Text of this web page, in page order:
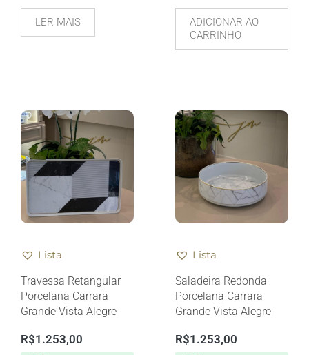
LER MAIS
ADICIONAR AO
CARRINHO
Lista
Travessa Retangular
Porcelana Carrara
Grande Vista Alegre
R$1.253,00
Lista
Saladeira Redonda
Porcelana Carrara
Grande Vista Alegre
R$1.253,00